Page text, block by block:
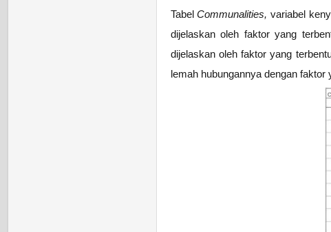
TabelCommunalities, variabel
dijelaskan oleh faktor yang
dijelaskan oleh faktor yang
lemah hubungannya dengan faktor